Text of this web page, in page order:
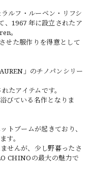
ルフ・ルーベン・リフシ
1967 年に設立されたア
。
せた服作りを得意として
」のチノパンシリー
たアイテムです。
びている名作となりま
トブームが起きており、
す。
せんが、少し野暮ったさ
CHINOの最大の魅力で